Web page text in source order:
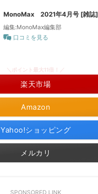
MonoMax 2021年4月号 [雑誌]
編集:MonoMax編集部
口コミを見る
Amazon
＼ポイント最大11倍！／
楽天市場
Yahoo!ショッピング
メルカリ
SPONSORED LINK